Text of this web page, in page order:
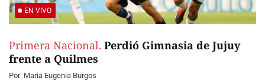
EN VIVO
Primera Nacional. Perdió Gimnasia de Jujuy
frente a Quilmes
Por Maria Eugenia Burgos